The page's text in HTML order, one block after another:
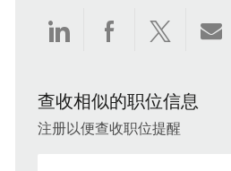
通
LinkedInFacebook
通
twitter
通
查收相似的职位信息
注册以便查收职位提醒